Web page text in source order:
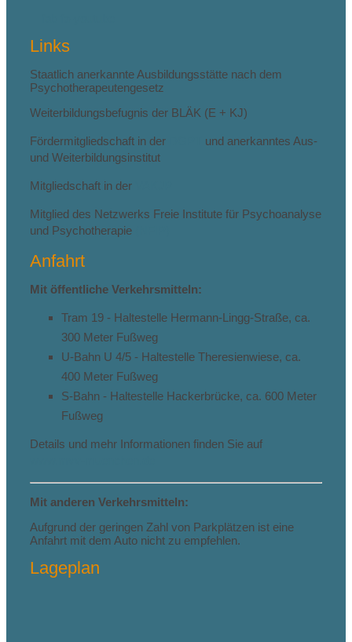
Links
Staatlich anerkannte Ausbildungsstätte nach dem
Psychotherapeutengesetz
Weiterbildungsbefugnis der BLÄK (E + KJ)
Fördermitgliedschaft in der
und anerkanntes Aus-
und Weiterbildungsinstitut
Mitgliedschaft in der
Mitglied des Netzwerks Freie Institute für Psychoanalyse
und Psychotherapie
Anfahrt
Mit öffentliche Verkehrsmitteln:
Tram 19 - Haltestelle Hermann-Lingg-Straße, ca.
300 Meter Fußweg
U-Bahn U 4/5 - Haltestelle Theresienwiese, ca.
400 Meter Fußweg
S-Bahn - Haltestelle Hackerbrücke, ca. 600 Meter
Fußweg
Details und mehr Informationen finden Sie auf
Mit anderen Verkehrsmitteln:
Aufgrund der geringen Zahl von Parkplätzen ist eine
Anfahrt mit dem Auto nicht zu empfehlen.
Lageplan